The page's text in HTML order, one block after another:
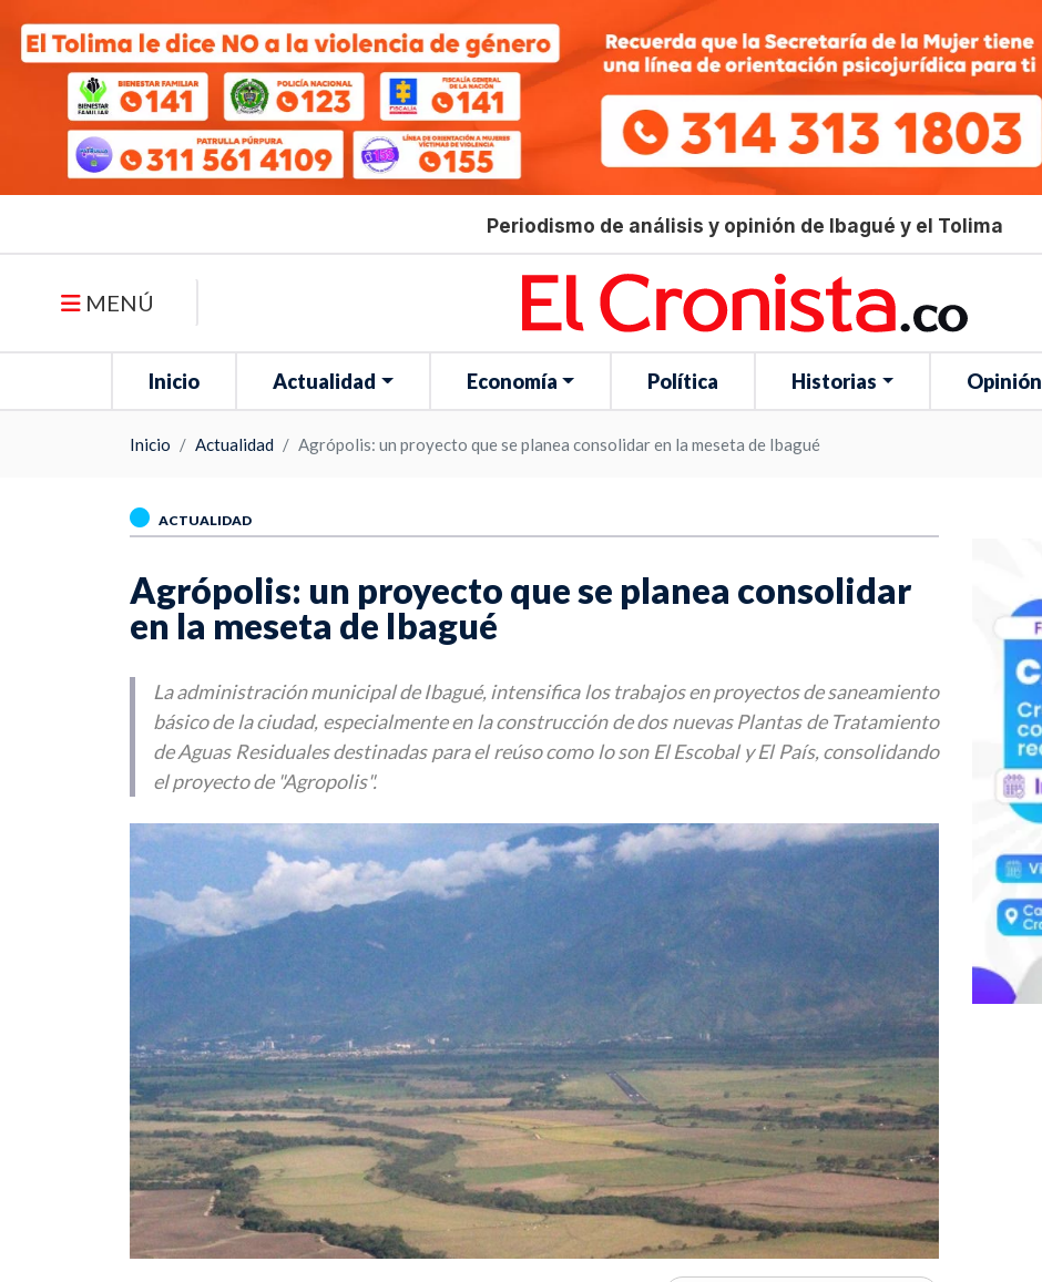
Periodismo de análisis y opinión de Ibagué y el Tolima
MENÚ
Inicio Actualidad Economía Política Historias Opinión
Inicio Actualidad Agrópolis: un proyecto que se planea consolidar en la meseta de Ibagué
ACTUALIDAD
Agrópolis: un proyecto que se planea consolidar
en la meseta de Ibagué
La administración municipal de Ibagué, intensifica los trabajos en proyectos de saneamiento
básico de la ciudad, especialmente en la construcción de dos nuevas Plantas de Tratamiento
de Aguas Residuales destinadas para el reúso como lo son El Escobal y El País, consolidando
el proyecto de "Agropolis".